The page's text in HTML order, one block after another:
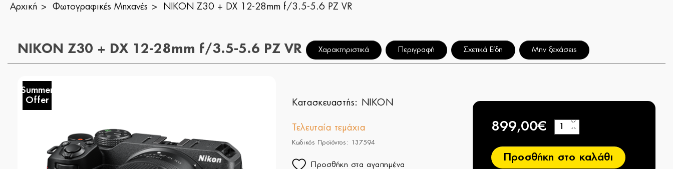
Αρχική Φωτογραφικές Μηχανές NIKON Z30 + DX 12-28mm f/3.5-5.6 PZ VR
NIKON Z30 + DX 12-28mm f/3.5-5.6 PZ VR Χαρακτηριστικά Περιγραφή Σχετικά Είδη Μην ξεχάσεις
Summer
Offer
Κατασκευαστής: NIKON
Τελευταία τεμάχια
Κωδικός Προϊόντος: 137594
Προσθήκη στα αγαπημένα
899,00€ −
+
Προσθήκη στο καλάθι